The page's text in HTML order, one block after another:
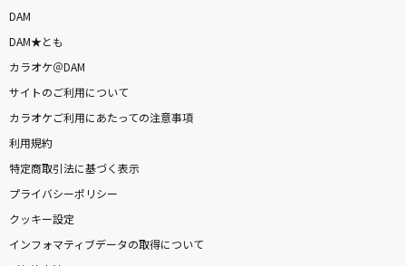
DAM
DAM★とも
カラオケ＠DAM
サイトのご利用について
カラオケご利用にあたっての注意事項
利用規約
特定商取引法に基づく表示
プライバシーポリシー
クッキー設定
インフォマティブデータの取得について